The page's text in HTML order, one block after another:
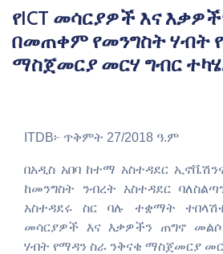
የICT መሳርያዎች እና
በመጠቀም የመንግስት ሃብት
ማስጀመርያ መርሃ ግብር
ITDB፦ ጥቅምት 27/2018 ዓ.ም
በአዲስ አበባ ከተማ አስተዳደር
ከመንግስት ንብረት አስተዳደር
አስተዳደሩ ስር ባሉ ተቋማት
መሳርያዎች እና እቃዎችን ጠግኖ
ሃብት የማዳን ስራ ንቅናቄ ማስጀመርያ